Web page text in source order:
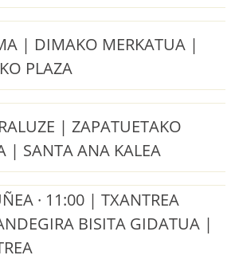
| DIMAKO MERKATUA |
PLAZA
| ZAPATUETAKO
| SANTA ANA KALEA
· 11:00 | TXANTREA
BISITA GIDATUA |